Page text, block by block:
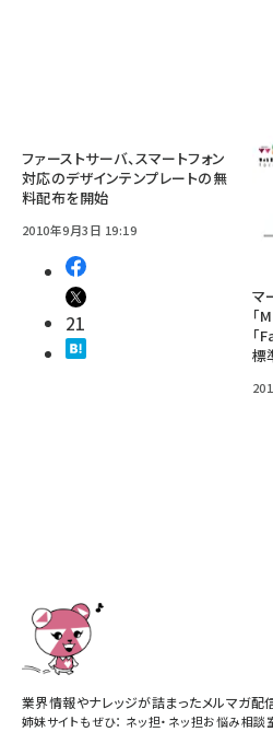
ファーストサーバ、スマートフォン
対応のデザインテンプレートの無
料配布を開始
2010年9月3日 19:19
21
マ
「
「
標
業界情報やナレッジが詰まったメルマガ配
姉妹サイトもぜひ： ネッ担・ ネッ担お悩み相談